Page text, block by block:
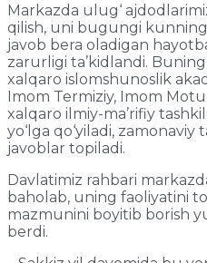
Markazda ulug‘
qilish, uni bugungi
javob bera oladigan
zarurligi ta’kidlandi.
xalqaro islomshunoslik
Imom Termiziy, Imom
xalqaro ilmiy-ma’rifiy
yo‘lga qo‘yiladi,
javoblar topiladi.
Davlatimiz rahbari
baholab, uning faoliyatini
mazmunini boyitib borish
berdi.